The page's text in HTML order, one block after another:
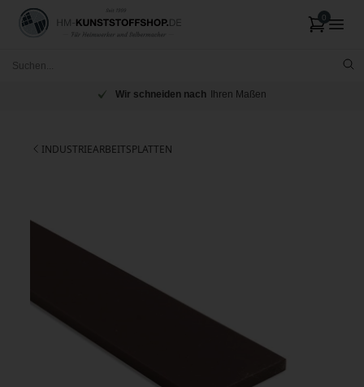
Wir schneiden nach Ihren Maßen
INDUSTRIEARBEITSPLATTEN